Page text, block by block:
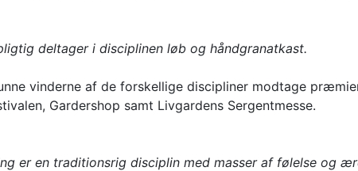
deltager i disciplinen løb og håndgranatkast.
vinderne af de forskellige discipliner modtage
Gardershop samt Livgardens Sergentmesse.
er en traditionsrig disciplin med masser af følelse og